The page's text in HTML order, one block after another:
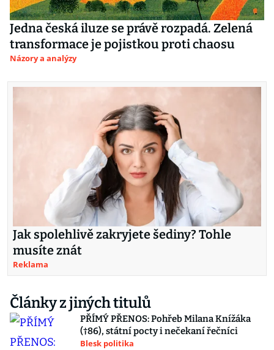
Jedna česká iluze se právě rozpadá. Zelená
transformace je pojistkou proti chaosu
Názory a analýzy
Jak spolehlivě zakryjete šediny? Tohle
musíte znát
Reklama
Články z jiných titulů
PŘÍMÝ PŘENOS: Pohřeb Milana Knížáka
(†86), státní pocty i nečekaní řečníci
Blesk politika